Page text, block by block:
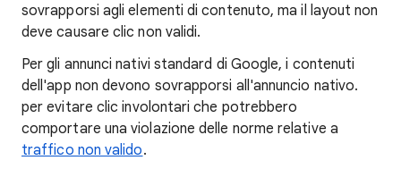
sovrapporsi agli elementi di contenuto, ma il layout non
deve causare clic non validi.
Per gli annunci nativi standard di Google, i contenuti
dell'app non devono sovrapporsi all'annuncio nativo.
per evitare clic involontari che potrebbero
comportare una violazione delle norme relative a
traffico non valido.